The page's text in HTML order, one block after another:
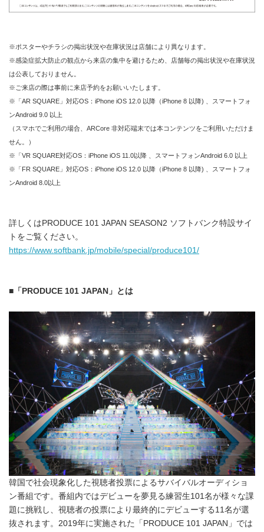
※ポスターやチラシの掲出状況や在庫状況は店舗により異なります。
※感染症拡大防止の観点から来店の集中を避けるため、店舗毎の掲出状況や在庫状況
は公表しておりません。
※ご来店の際は事前に来店予約をお願いいたします。
※「AR SQUARE」対応OS：iPhone iOS 12.0 以降（iPhone 8 以降) 、スマートフォ
ンAndroid 9.0 以上
（スマホでご利用の場合、ARCore 非対応端末では本コンテンツをご利用いただけま
せん。）
※「VR SQUARE対応OS：iPhone iOS 11.0以降 、スマートフォンAndroid 6.0 以上
※「FR SQUARE」対応OS：iPhone iOS 12.0 以降（iPhone 8 以降) 、スマートフォ
ンAndroid 8.0以上
詳しくはPRODUCE 101 JAPAN SEASON2 ソフトバンク特設サイ
トをご覧ください。
https://www.softbank.jp/mobile/special/produce101/
■ 「PRODUCE 101 JAPAN 」とは
韓国で社会現象化した視聴者投票によるサバイバルオーディショ
ン番組です。番組内ではデビューを夢見る練習生101名が様々な課
題に挑戦し、視聴者の投票により最終的にデビューする11名が選
抜されます。2019年に実施された「PRODUCE 101 JAPAN」では